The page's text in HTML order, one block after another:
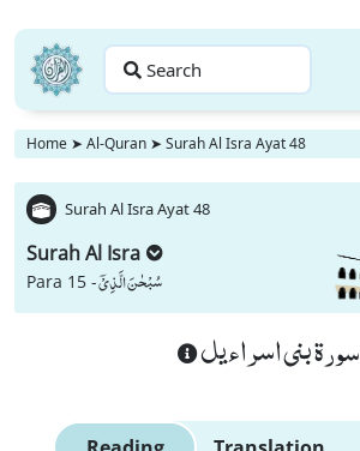
Search
Home ➤ Al-Quran ➤ Surah Al Isra Ayat 48
Surah Al Isra Ayat 48
Surah Al Isra
Para 15 -سُبْحٰنَ الَّذِیْۤ
سورة بنى اسراءيل